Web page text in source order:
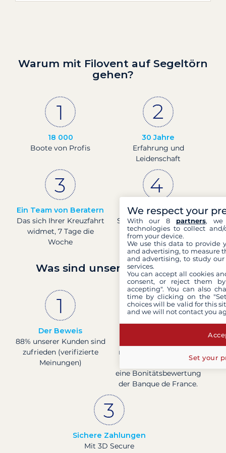
Warum mit Filovent auf Segeltörn
gehen?
18 000
Boote von Profis
30 Jahre
Erfahrung und
Leidenschaft
Ein Team von Beratern
Das sich Ihrer Kreuzfahrt
widmet, 7 Tage die
Woche
Preise in Echtzeit
Sehen Sie die Preise für
Boote in Echtzeit.
Was sind unsere Garantien?
Der Beweis
88% unserer Kunden sind
zufrieden (verifizierte
Meinungen)
mit solider finanzieller
Basis, bestätigt durch
eine Bonitätsbewertung
der Banque de France.
Sichere Zahlungen
Mit 3D Secure
We respect your
With our 8 partners, we
technologies to collect
from your device.
We use this data to provide
and advertising, to measure
and advertising, to study
services.
You can accept all cookies
consent, or reject them
accepting". You can also
time by clicking on the
choices will be valid for this
and we will not contact you
Set your